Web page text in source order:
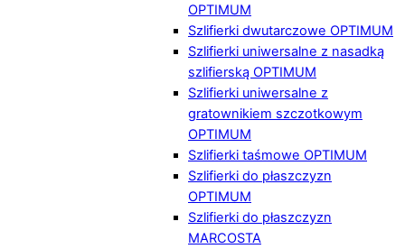
OPTIMUM
Szlifierki dwutarczowe OPTIMUM
Szlifierki uniwersalne z nasadką
szlifierską OPTIMUM
Szlifierki uniwersalne z
gratownikiem szczotkowym
OPTIMUM
Szlifierki taśmowe OPTIMUM
Szlifierki do płaszczyzn
OPTIMUM
Szlifierki do płaszczyzn
MARCOSTA